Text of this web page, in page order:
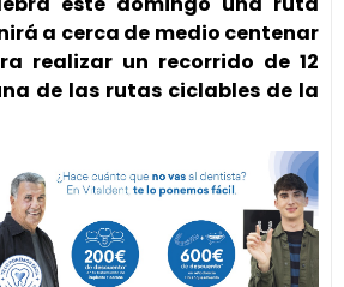
a cerca de medio centenar
realizar un recorrido de 12
de las rutas ciclables de la